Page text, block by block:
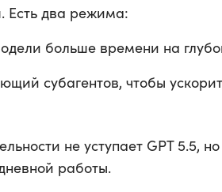
Есть два режима:
больше времени на
субагентов, чтобы
не уступает GPT 5.5,
работы.